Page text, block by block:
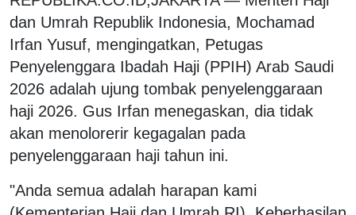
dan Umrah Republik Indonesia, Mochamad
Irfan Yusuf, mengingatkan, Petugas
Penyelenggara Ibadah Haji (PPIH) Arab Saudi
2026 adalah ujung tombak penyelenggaraan
haji 2026. Gus Irfan menegaskan, dia tidak
akan menolorerir kegagalan pada
penyelenggaraan haji tahun ini.
"Anda semua adalah harapan kami